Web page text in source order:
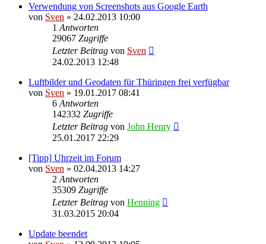
Verwendung von Screenshots aus Google Earth
von Sven » 24.02.2013 10:00
1 Antworten
29067 Zugriffe
Letzter Beitrag von Sven
24.02.2013 12:48
Luftbilder und Geodaten für Thüringen frei verfügbar
von Sven » 19.01.2017 08:41
6 Antworten
142332 Zugriffe
Letzter Beitrag von John Henry
25.01.2017 22:29
[Tipp] Uhrzeit im Forum
von Sven » 02.04.2013 14:27
2 Antworten
35309 Zugriffe
Letzter Beitrag von Henning
31.03.2015 20:04
Update beendet